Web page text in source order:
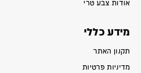
אודות צבע טרי
מידע כללי
תקנון האתר
מדיניות פרטיות